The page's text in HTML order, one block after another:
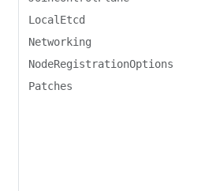
LocalEtcd
Networking
NodeRegistrationOptions
Patches